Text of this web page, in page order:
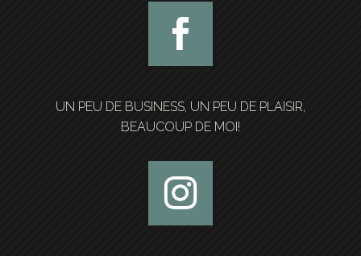
UN PEU DE BUSINESS, UN PEU DE PLAISIR,
BEAUCOUP DE MOI!